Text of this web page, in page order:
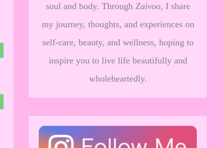
soul and body. Through Zaivoo, I share
my journey, thoughts, and experiences on
self-care, beauty, and wellness, hoping to
inspire you to live life beautifully and
wholeheartedly.